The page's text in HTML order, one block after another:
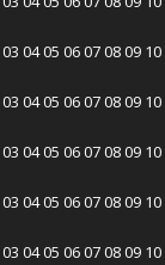
03 0405 06070809 10
03 0405 06070809 10
03 0405 06070809 10
03 0405 06070809 10
03 0405 06070809 10